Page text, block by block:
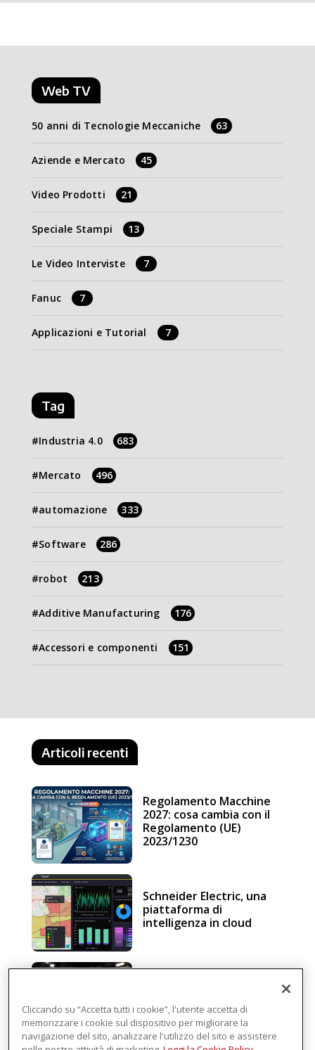
Web TV
50 anni di Tecnologie Meccaniche 63
Aziende e Mercato 45
Video Prodotti 21
Speciale Stampi 13
Le Video Interviste 7
Fanuc 7
Applicazioni e Tutorial 7
Tag
Industria 4.0 683
Mercato 496
automazione 333
Software 286
robot 213
Additive Manufacturing 176
Accessori e componenti 151
Articoli recenti
Regolamento Macchine
2027: cosa cambia con il
Regolamento (UE)
2023/1230
Schneider Electric, una
piattaforma di
intelligenza in cloud
Regolamento macchine
Cliccando su “Accetta tutti i cookie”, l'utente accetta di
memorizzare i cookie sul dispositivo per migliorare la
navigazione del sito, analizzare l'utilizzo del sito e assistere